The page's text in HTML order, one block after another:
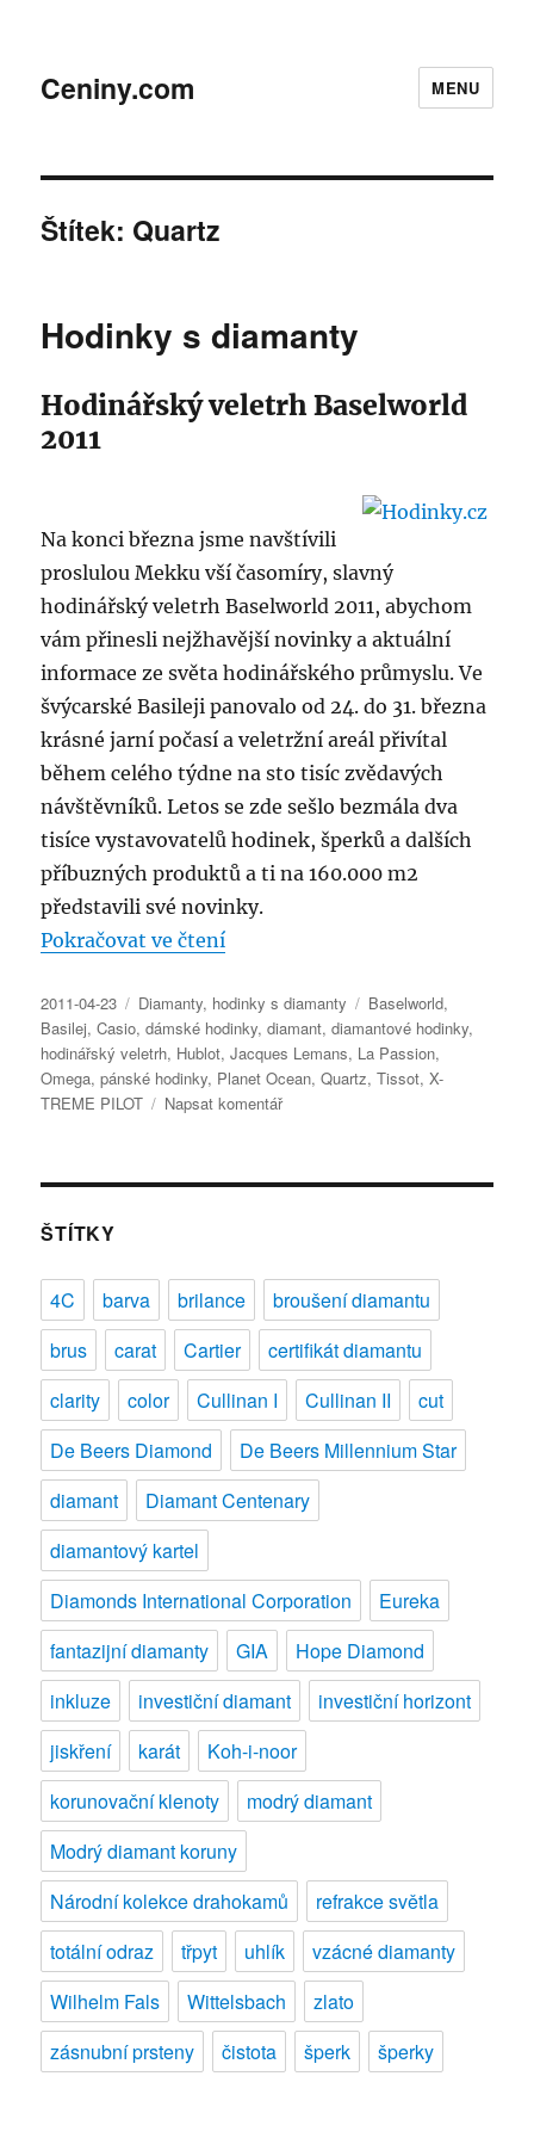
Ceniny.com MENU
Štítek: Quartz
Hodinky s diamanty
Hodinářský veletrh Baselworld
2011
Na konci března jsme navštívili
proslulou Mekku vší časomíry, slavný
hodinářský veletrh Baselworld 2011, abychom
vám přinesli nejžhavější novinky a aktuální
informace ze světa hodinářského průmyslu. Ve
švýcarské Basileji panovalo od 24. do 31. března
krásné jarní počasí a veletržní areál přivítal
během celého týdne na sto tisíc zvědavých
návštěvníků. Letos se zde sešlo bezmála dva
tisíce vystavovatelů hodinek, šperků a dalších
příbuzných produktů a ti na 160.000 m2
představili své novinky.
Pokračovat ve čtení„Hodinky s diamanty“
Publikováno:
2011-04-23 Rubriky:
Diamanty, hodinky s diamanty Štítky:
Baselworld,
Basilej,Casio,dámské hodinky,diamant,diamantové hodinky,
hodinářský veletrh, Hublot,Jacques Lemans, La Passion,
Omega,pánské hodinky, Planet Ocean,Quartz,Tissot,X-
TREME PILOT
Napsat komentářpro
názvem
ŠTÍTKY
4C barva brilance
broušení diamantu
brus
carat Cartier
certifikát diamantu
clarity
color Cullinan I Cullinan II
cut
De Beers Diamond
De Beers Millennium Star
diamant
Diamant Centenary
diamantový kartel
Diamonds International Corporation
Eureka
fantazijní diamanty
GIA
Hope Diamond
inkluze
investiční diamant
investiční horizont
jiskření
karát
Koh-i-noor
korunovační klenoty
modrý diamant
Modrý diamant koruny
Národní kolekce drahokamů
refrakce světla
totální odraz
třpyt uhlík
vzácné diamanty
Wilhelm Fals
Wittelsbach
zlato
zásnubní prsteny
čistota šperk šperky